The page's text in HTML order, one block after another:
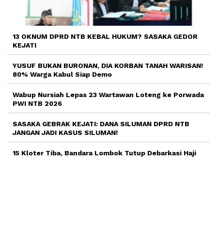
13 OKNUM DPRD NTB KEBAL HUKUM? SASAKA GEDOR
KEJATI
YUSUF BUKAN BURONAN, DIA KORBAN TANAH WARISAN!
80% Warga Kabul Siap Demo
Wabup Nursiah Lepas 23 Wartawan Loteng ke Porwada
PWI NTB 2026
SASAKA GEBRAK KEJATI: DANA SILUMAN DPRD NTB
JANGAN JADI KASUS SILUMAN!
15 Kloter Tiba, Bandara Lombok Tutup Debarkasi Haji